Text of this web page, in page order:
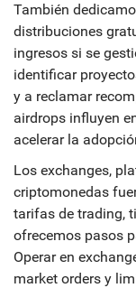
También
distribuciones
ingresos si se
identificar
y a reclamar
airdrops influyen
acelerar la
Los exchanges,
criptomonedas
tarifas de trading,
ofrecemos pasos
Operar en
market orders y